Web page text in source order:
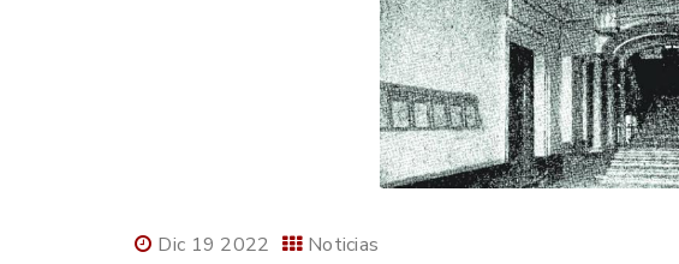
Dic 19 2022 Noticias